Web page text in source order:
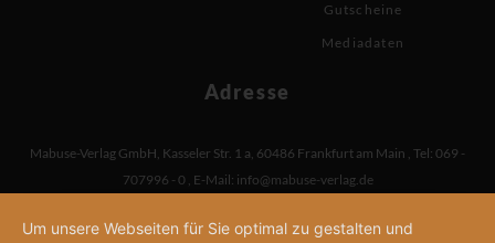
Gutscheine
Mediadaten
Adresse
Mabuse-Verlag GmbH, Kasseler Str. 1 a, 60486 Frankfurt am Main , Tel: 069 -
707996 - 0 , E-Mail: info@mabuse-verlag.de
Um unsere Webseiten für Sie optimal zu gestalten und